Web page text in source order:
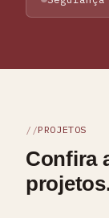
PROJETOS
Confira